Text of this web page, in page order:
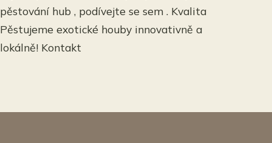
pěstování hub , podívejte se sem . Kvalita
Pěstujeme exotické houby innovativně a
lokálně! Kontakt